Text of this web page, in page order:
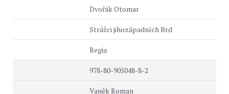
Dvořák Otomar
Strážci jihozápadních Brd
Regia
978-80-905048-8-2
Vaněk Roman